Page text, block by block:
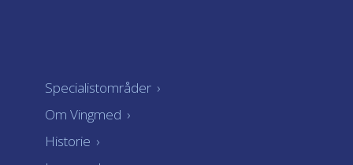
Specialistområder ›
Om Vingmed ›
Historie ›